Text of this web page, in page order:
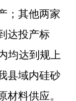
；其他两家
达投产标
均达到规上
县域内硅砂
料供应。